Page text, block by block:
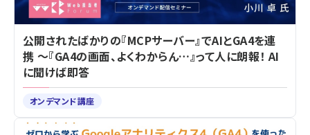
公開されたばかりの『MCPサーバー』でAIとGA4を連
携 ～『GA4の画面、よくわからん…』って人に朗報！ AI
に聞けば即答
オンデマンド講座